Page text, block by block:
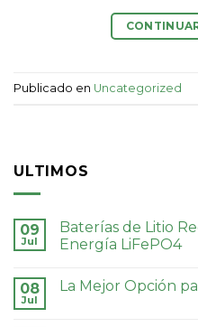
Publicado en Uncategorized
ULTIMOS
09
Jul
Baterías de Litio
Energía LiFePO4
08
Jul
La Mejor Opción